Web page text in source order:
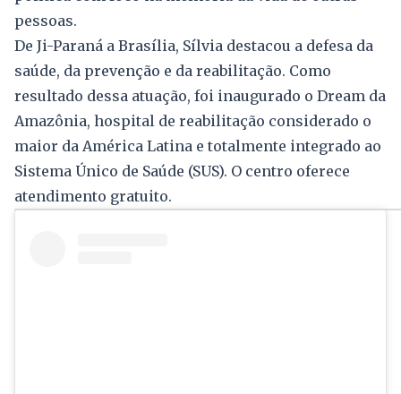
pessoas.
De Ji-Paraná a Brasília, Sílvia destacou a defesa da
saúde, da prevenção e da reabilitação. Como
resultado dessa atuação, foi inaugurado o Dream da
Amazônia, hospital de reabilitação considerado o
maior da América Latina e totalmente integrado ao
Sistema Único de Saúde (SUS). O centro oferece
atendimento gratuito.